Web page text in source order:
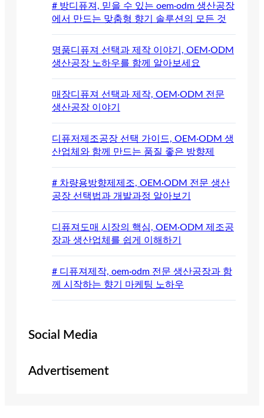
# 방디퓨져, 믿을 수 있는 oem·odm 생산공장
에서 만드는 맞춤형 향기 솔루션의 모든 것
명품디퓨져 선택과 제작 이야기, OEM·ODM
생산공장 노하우를 함께 알아보세요
매장디퓨져 선택과 제작, OEM·ODM 전문
생산공장 이야기
디퓨저제조공장 선택 가이드, OEM·ODM 생
산업체와 함께 만드는 품질 좋은 방향제
# 차량용방향제제조, OEM·ODM 전문 생산
공장 선택법과 개발과정 알아보기
디퓨져도매 시장의 핵심, OEM·ODM 제조공
장과 생산업체를 쉽게 이해하기
# 디퓨져제작, oem·odm 전문 생산공장과 함
께 시작하는 향기 마케팅 노하우
Social Media
Advertisement